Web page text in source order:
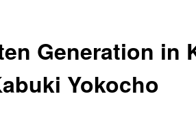
Generation
Yokocho